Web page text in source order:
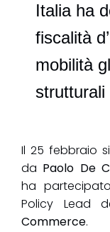
Italia ha
fiscalità
mobilità
strutturali
Il 25 febbraio
da Paolo De
ha
Policy Lead
Commerce.